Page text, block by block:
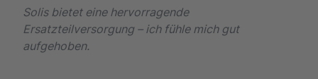
Solis bietet eine hervorragende
Ersatzteilversorgung – ich fühle mich gut
aufgehoben.